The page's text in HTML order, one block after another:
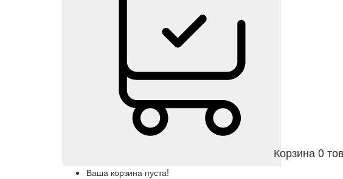
Корзина 0
Ваша корзина пуста!